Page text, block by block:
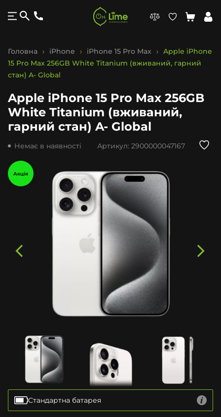
Головна iPhone iPhone 15 Pro Max
Apple iPhone
15 Pro Max 256GB White Titanium (вживаний, гарний
стан) A- Global
Apple iPhone 15 Pro Max 256GB
White Titanium (вживаний,
гарний стан) A- Global
Немає в наявності Артикул: 2900000047167
Акція
Стандартна батарея